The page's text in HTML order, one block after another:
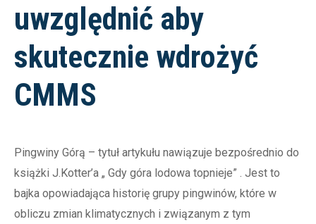
uwzględnić aby
skutecznie wdrożyć
CMMS
Pingwiny Górą – tytuł artykułu nawiązuje bezpośrednio do
książki J.Kotter’a „ Gdy góra lodowa topnieje” . Jest to
bajka opowiadająca historię grupy pingwinów, które w
obliczu zmian klimatycznych i związanym z tym